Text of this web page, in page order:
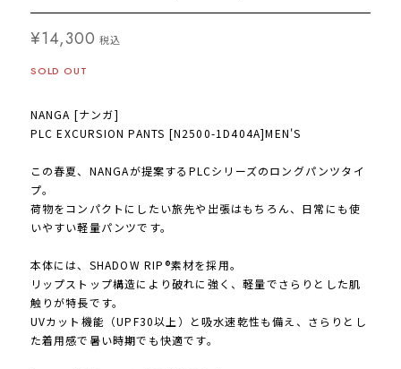
¥14,300 税込
SOLD OUT
NANGA [ナンガ]
PLC EXCURSION PANTS [N2500-1D404A]MEN'S
この春夏、NANGAが提案するPLCシリーズのロングパンツタイ
プ。
荷物をコンパクトにしたい旅先や出張はもちろん、日常にも使
いやすい軽量パンツです。
本体には、SHADOW RIP®素材を採用。
リップストップ構造により破れに強く、軽量でさらりとした肌
触りが特長です。
UVカット機能（UPF30以上）と吸水速乾性も備え、さらりとし
た着用感で暑い時期でも快適です。